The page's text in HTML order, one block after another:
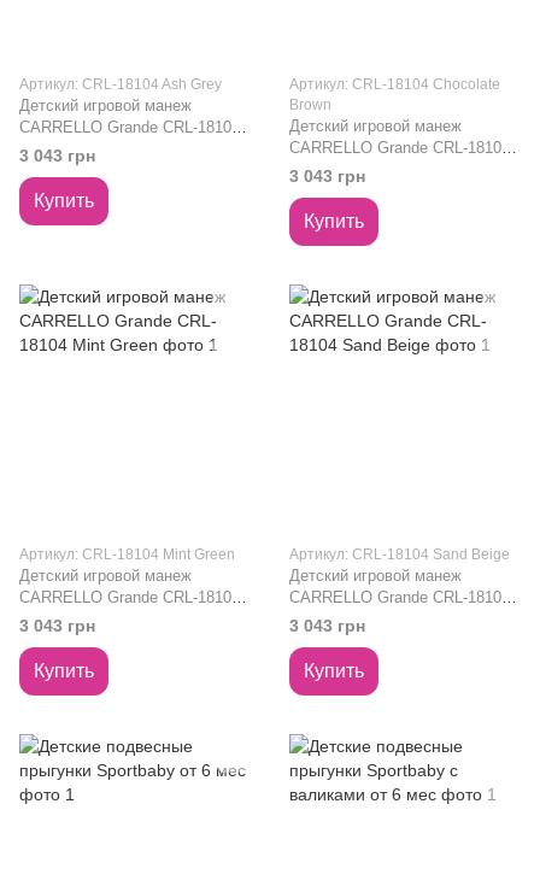
Артикул: CRL-18104 Ash Grey
Детский игровой манеж
CARRELLO Grande CRL-18104
Ash Grey
3 043 грн
Купить
Артикул: CRL-18104 Chocolate
Brown
Детский игровой манеж
CARRELLO Grande CRL-18104
Chocolate Brown
3 043 грн
Купить
Артикул: CRL-18104 Mint Green
Детский игровой манеж
CARRELLO Grande CRL-18104
Mint Green
3 043 грн
Купить
Артикул: CRL-18104 Sand Beige
Детский игровой манеж
CARRELLO Grande CRL-18104
Sand Beige
3 043 грн
Купить